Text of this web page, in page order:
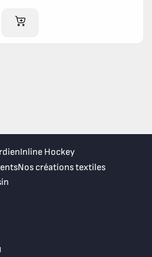
AJOUTER AU PANIER
Inline Hockey
Nos créations textiles